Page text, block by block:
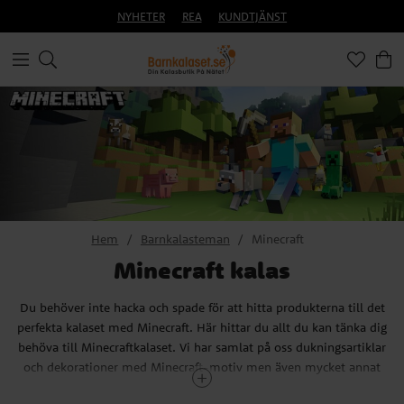
NYHETER REA KUNDTJÄNST
Hem Barnkalasteman Minecraft
Minecraft kalas
Du behöver inte hacka och spade för att hitta produkterna till det
perfekta kalaset med Minecraft. Här hittar du allt du kan tänka dig
behöva till Minecraftkalaset. Vi har samlat på oss dukningsartiklar
och dekorationer med Minecraft-motiv men även mycket annat
som passar i samma färger.